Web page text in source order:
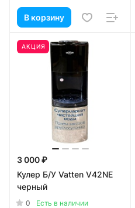
В корзину
АКЦИЯ
3 000 ₽
Кулер Б/У Vatten V42NE
черный
0
Есть в наличии